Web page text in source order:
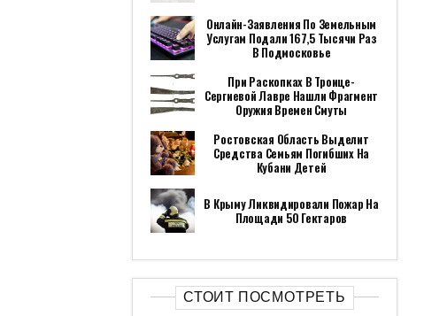
Онлайн-Заявления По Земельным
Услугам Подали 167,5 Тысячи Раз
В Подмосковье
При Раскопках В Троице-
Сергиевой Лавре Нашли Фрагмент
Оружия Времен Смуты
Ростовская Область Выделит
Средства Семьям Погибших На
Кубани Детей
В Крыму Ликвидировали Пожар На
Площади 50 Гектаров
СТОИТ ПОСМОТРЕТЬ